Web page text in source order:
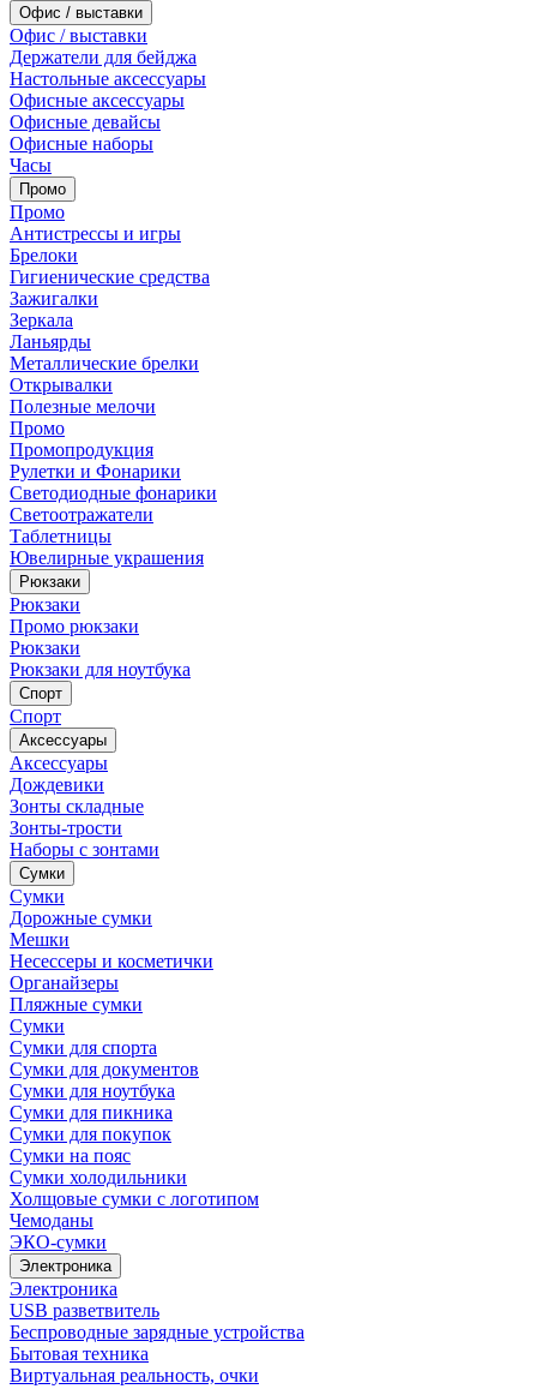
Офис / выставки
Офис / выставки
Держатели для бейджа
Настольные аксессуары
Офисные аксессуары
Офисные девайсы
Офисные наборы
Часы
Промо
Промо
Антистрессы и игры
Брелоки
Гигиенические средства
Зажигалки
Зеркала
Ланьярды
Металлические брелки
Открывалки
Полезные мелочи
Промо
Промопродукция
Рулетки и Фонарики
Светодиодные фонарики
Светоотражатели
Таблетницы
Ювелирные украшения
Рюкзаки
Рюкзаки
Промо рюкзаки
Рюкзаки
Рюкзаки для ноутбука
Спорт
Спорт
Аксессуары
Аксессуары
Дождевики
Зонты складные
Зонты-трости
Наборы с зонтами
Сумки
Сумки
Дорожные сумки
Мешки
Несессеры и косметички
Органайзеры
Пляжные сумки
Сумки
Сумки для спорта
Сумки для документов
Сумки для ноутбука
Сумки для пикника
Сумки для покупок
Сумки на пояс
Сумки холодильники
Холщовые сумки с логотипом
Чемоданы
ЭКО-сумки
Электроника
Электроника
USB разветвитель
Беспроводные зарядные устройства
Бытовая техника
Виртуальная реальность, очки